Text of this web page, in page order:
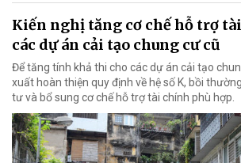
Kiến nghị tăng cơ chế hỗ trợ
các dự án cải tạo chung cư cũ
Để tăng tính khả thi cho các dự án cải tạo
xuất hoàn thiện quy định về hệ số K, bồi
tư và bổ sung cơ chế hỗ trợ tài chính phù hợp.